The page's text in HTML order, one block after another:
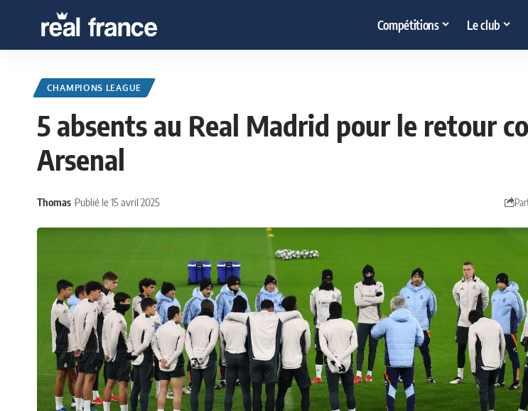
Compétitions Le club
CHAMPIONS LEAGUE
5 absents au Real Madrid pour le retour
Arsenal
Thomas Publié le 15 avril 2025